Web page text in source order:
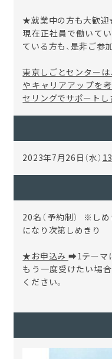
★就業中の方も大歓
現在正社員で働いて
ている方も、是非ご参
東京しごとセンターは
やキャリアアップを
セリングでサポートし
2023年7月26日（水）
20名（予約制） ※し
になり次第しめきり
★お申込み ➡1テーマ
もう一度受けたい場
ください。